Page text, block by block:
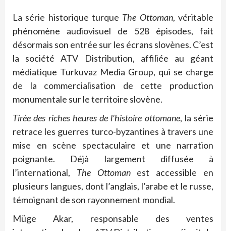
La série historique turque The Ottoman, véritable
phénomène audiovisuel de 528 épisodes, fait
désormais son entrée sur les écrans slovènes. C’est
la société ATV Distribution, affiliée au géant
médiatique Turkuvaz Media Group, qui se charge
de la commercialisation de cette production
monumentale sur le territoire slovène.
Tirée des riches heures de l’histoire ottomane, la série
retrace les guerres turco-byzantines à travers une
mise en scène spectaculaire et une narration
poignante. Déjà largement diffusée à
l’international, The Ottomanest accessible en
plusieurs langues, dont l’anglais, l’arabe et le russe,
témoignant de son rayonnement mondial.
Müge Akar, responsable des ventes